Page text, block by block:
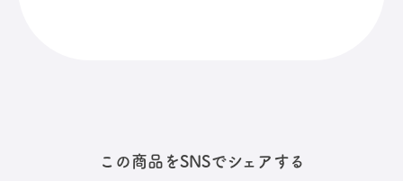
間で自動的にOFFになります。
この商品をSNSでシェアする